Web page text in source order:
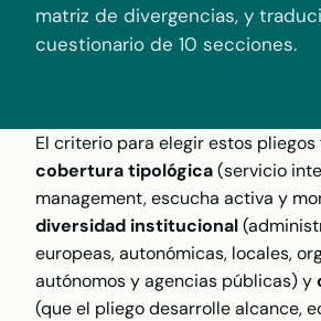
matriz de divergencias, y
cuestionario de 10 secciones.
El criterio para elegir estos
cobertura tipológica(servicio
management, escucha activa y
diversidad institucional
europeas, autonómicas, locales,
autónomos y agencias públicas) y
(que el pliego desarrolle alcance,